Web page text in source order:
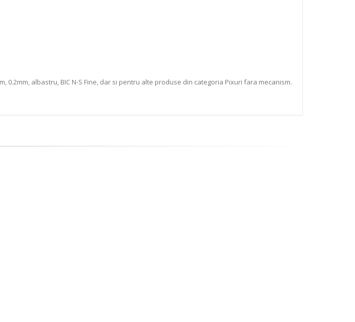
albastru, BIC N-S Fine, dar si pentru alte produse din categoria Pixuri fara mecanism.